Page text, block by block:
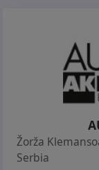
Žorža
Serbia